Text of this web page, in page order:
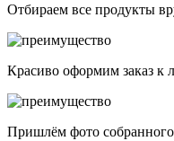
Отбираем все продукты
Красиво оформим заказ
Пришлём фото собранного